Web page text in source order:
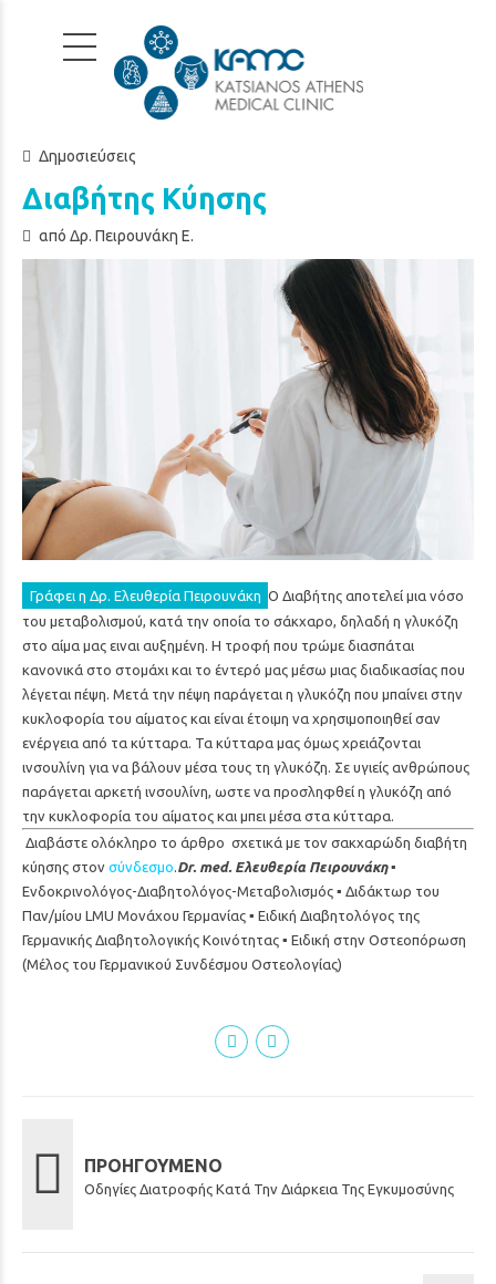
Δημοσιεύσεις
Διαβήτης Κύησης
από Δρ. Πειρουνάκη Ε.
Γράφει η Δρ. Ελευθερία Πειρουνάκη Ο Διαβήτης αποτελεί μια νόσο
του μεταβολισμού, κατά την οποία το σάκχαρο, δηλαδή η γλυκόζη
στο αίμα μας ειναι αυξημένη. Η τροφή που τρώμε διασπάται
κανονικά στο στομάχι και το έντερό μας μέσω μιας διαδικασίας που
λέγεται πέψη. Μετά την πέψη παράγεται η γλυκόζη που μπαίνει στην
κυκλοφορία του αίματος και είναι έτοιμη να χρησιμοποιηθεί σαν
ενέργεια από τα κύτταρα. Τα κύτταρα μας όμως χρειάζονται
ινσουλίνη για να βάλουν μέσα τους τη γλυκόζη. Σε υγιείς ανθρώπους
παράγεται αρκετή ινσουλίνη, ωστε να προσληφθεί η γλυκόζη από
την κυκλοφορία του αίματος και μπει μέσα στα κύτταρα.
Διαβάστε ολόκληρο το άρθρο σχετικά με τον σακχαρώδη διαβήτη
κύησης στον σύνδεσμο.Dr. med. Ελευθερία Πειρουνάκη▪️
Ενδοκρινολόγος-Διαβητολόγος-Μεταβολισμός ▪️ Διδάκτωρ του
Παν/μίου LMU Μονάχου Γερμανίας ▪️ Ειδική Διαβητολόγος της
Γερμανικής Διαβητολογικής Κοινότητας ▪️ Ειδική στην Οστεοπόρωση
(Μέλος του Γερμανικού Συνδέσμου Οστεολογίας)
ΠΡΟΗΓΟΎΜΕΝΟ
Οδηγίες Διατροφής Κατά Την Διάρκεια Της Εγκυμοσύνης